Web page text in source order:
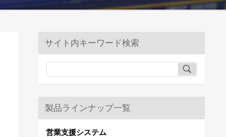
サイト内キーワード検索
製品ラインナップ一覧
営業支援システム